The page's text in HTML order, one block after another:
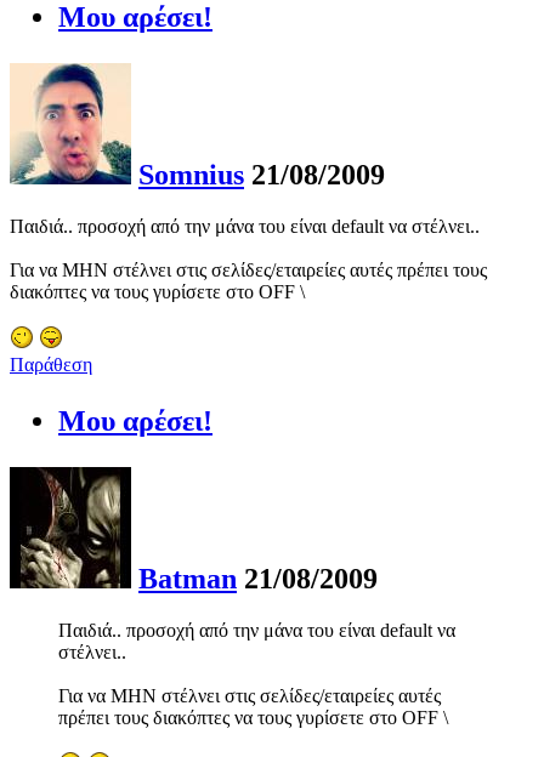
Μου αρέσει!
Somnius 21/08/2009
Παιδιά.. προσοχή από την μάνα του είναι default να στέλνει..
Για να ΜΗΝ στέλνει στις σελίδες/εταιρείες αυτές πρέπει τους
διακόπτες να τους γυρίσετε στο OFF \
Παράθεση
Μου αρέσει!
Batman 21/08/2009
Παιδιά.. προσοχή από την μάνα του είναι default να
στέλνει..
Για να ΜΗΝ στέλνει στις σελίδες/εταιρείες αυτές
πρέπει τους διακόπτες να τους γυρίσετε στο OFF \